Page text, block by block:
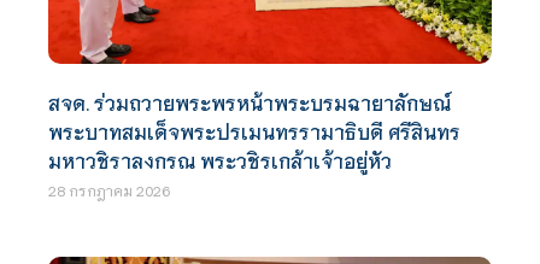
สจด. ร่วมถวายพระพรหน้าพระบรมฉายาลักษณ์
พระบาทสมเด็จพระปรเมนทรรามาธิบดี ศรีสินทร
มหาวชิราลงกรณ พระวชิรเกล้าเจ้าอยู่หัว
28 กรกฎาคม 2026